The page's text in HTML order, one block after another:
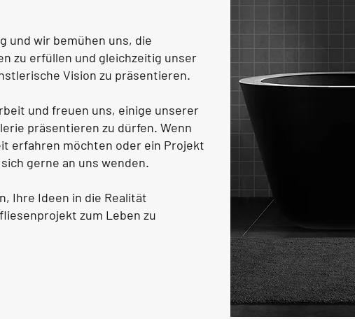
und wir bemühen uns, die
zu erfüllen und gleichzeitig unser
Vision zu präsentieren.
und freuen uns, einige unserer
präsentieren zu dürfen. Wenn
erfahren möchten oder ein Projekt
gerne an uns wenden.
Ihre Ideen in die Realität
zum Leben zu